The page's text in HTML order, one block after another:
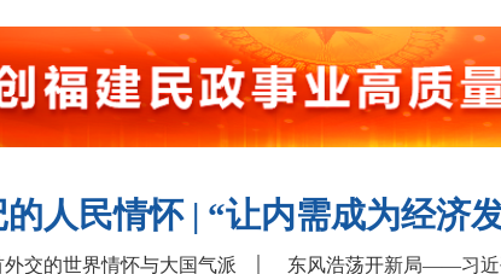
人民情怀 | “让内需成为经济
交的世界情怀与大国气派 东风浩荡开新局——习近